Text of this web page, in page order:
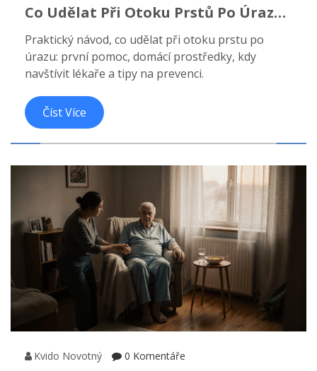
Co Udělat Při Otoku Prstů Po Úrazu -
Praktický návod, co udělat při otoku prstu po
úrazu: první pomoc, domácí prostředky, kdy
navštívit lékaře a tipy na prevenci.
Číst Více
Kvido Novotný 0 Komentáře